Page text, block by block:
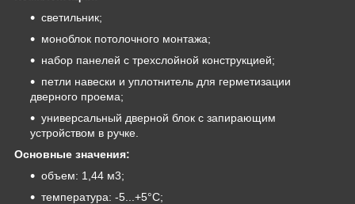
светильник;
моноблок потолочного монтажа;
набор панелей с трехслойной конструкцией;
петли навески и уплотнитель для герметизации
дверного проема;
универсальный дверной блок с запирающим
устройством в ручке.
Основные значения:
объем: 1,44 м3;
температура: -5...+5°C;